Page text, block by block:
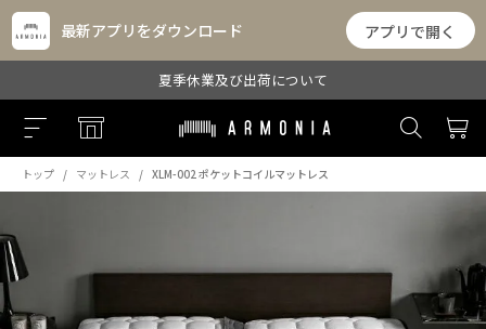
最新アプリをダウンロード アプリで開く
夏季休業及び出荷について
トップ マットレス XLM-002 ポケットコイルマットレス